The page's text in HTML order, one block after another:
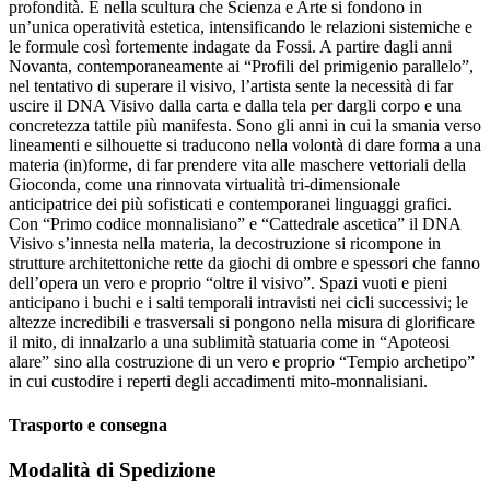
profondità. È nella scultura che Scienza e Arte si fondono in
un’unica operatività estetica, intensificando le relazioni sistemiche e
le formule così fortemente indagate da Fossi. A partire dagli anni
Novanta, contemporaneamente ai “Profili del primigenio parallelo”,
nel tentativo di superare il visivo, l’artista sente la necessità di far
uscire il DNA Visivo dalla carta e dalla tela per dargli corpo e una
concretezza tattile più manifesta. Sono gli anni in cui la smania verso
lineamenti e silhouette si traducono nella volontà di dare forma a una
materia (in)forme, di far prendere vita alle maschere vettoriali della
Gioconda, come una rinnovata virtualità tri-dimensionale
anticipatrice dei più sofisticati e contemporanei linguaggi grafici.
Con “Primo codice monnalisiano” e “Cattedrale ascetica” il DNA
Visivo s’innesta nella materia, la decostruzione si ricompone in
strutture architettoniche rette da giochi di ombre e spessori che fanno
dell’opera un vero e proprio “oltre il visivo”. Spazi vuoti e pieni
anticipano i buchi e i salti temporali intravisti nei cicli successivi; le
altezze incredibili e trasversali si pongono nella misura di glorificare
il mito, di innalzarlo a una sublimità statuaria come in “Apoteosi
alare” sino alla costruzione di un vero e proprio “Tempio archetipo”
in cui custodire i reperti degli accadimenti mito-monnalisiani.
Trasporto e consegna
Modalità di Spedizione